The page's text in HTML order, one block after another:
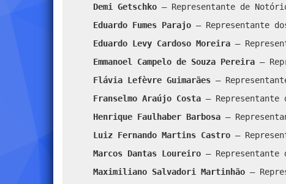
Demi Getschko – Representante de
Eduardo Fumes Parajo – Representante
Eduardo Levy Cardoso Moreira –
Emmanoel Campelo de Souza Pereira –
Flávia Lefèvre Guimarães –
Franselmo Araújo Costa –
Henrique Faulhaber Barbosa –
Luiz Fernando Martins Castro –
Marcos Dantas Loureiro – Representante
Maximiliano Salvadori Martinhão –